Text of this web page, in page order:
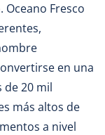
Fresco
en una
de 20 mil
más altos de
a nivel